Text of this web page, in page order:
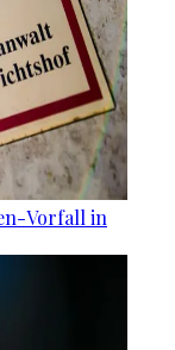
Vorfall in